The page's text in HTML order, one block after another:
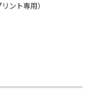
ント専用）